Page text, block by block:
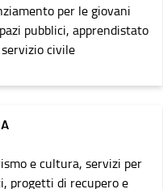
per le giovani
pubblici, apprendistato
civile
e cultura, servizi per
progetti di recupero e